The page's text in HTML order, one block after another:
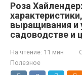
Роза
выращивания и
садоводстве и
На чтение: 11 мин
Полезное